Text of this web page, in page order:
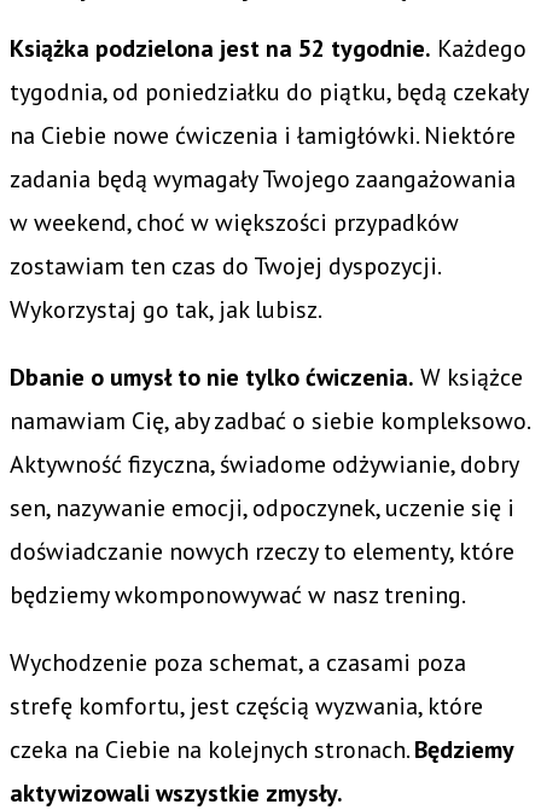
Książka podzielona jest na 52 tygodnie. Każdego
tygodnia, od poniedziałku do piątku, będą czekały
na Ciebie nowe ćwiczenia i łamigłówki. Niektóre
zadania będą wymagały Twojego zaangażowania
w weekend, choć w większości przypadków
zostawiam ten czas do Twojej dyspozycji.
Wykorzystaj go tak, jak lubisz.
Dbanie o umysł to nie tylko ćwiczenia. W książce
namawiam Cię, aby zadbać o siebie kompleksowo.
Aktywność fizyczna, świadome odżywianie, dobry
sen, nazywanie emocji, odpoczynek, uczenie się i
doświadczanie nowych rzeczy to elementy, które
będziemy wkomponowywać w nasz trening.
Wychodzenie poza schemat, a czasami poza
strefę komfortu, jest częścią wyzwania, które
czeka na Ciebie na kolejnych stronach.Będziemy
aktywizowali wszystkie zmysły.